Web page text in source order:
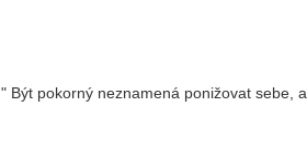
" Být pokorný neznamená ponižovat sebe,